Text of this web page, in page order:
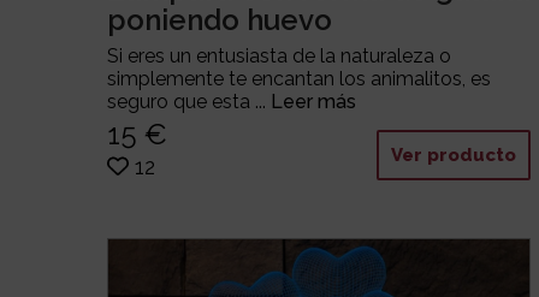
poniendo huevo
Si eres un entusiasta de la naturaleza o
simplemente te encantan los animalitos, es
seguro que esta ... Leer más
15 €
12 Ver producto